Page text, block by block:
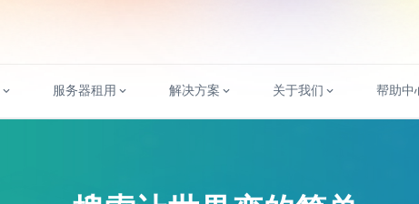
服务器租用 解决方案 关于我们 帮助中